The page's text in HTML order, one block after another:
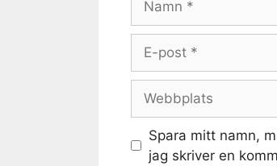
post
Spara mitt namn,
jag skriver en